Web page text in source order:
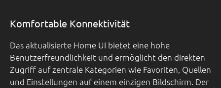
Komfortable Konnektivität
Das aktualisierte Home UI bietet eine hohe
Benutzerfreundlichkeit und ermöglicht den direkten
Zugriff auf zentrale Kategorien wie Favoriten, Quellen
und Einstellungen auf einem einzigen Bildschirm. Der